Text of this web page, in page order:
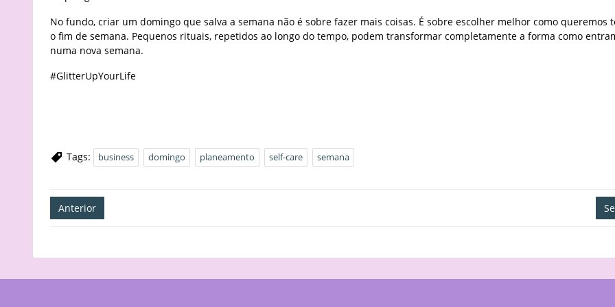
No fundo, criar um domingo que salva a semana não é sobre fazer mais coisas. É sobre escolher melhor como queremos
o fim de semana. Pequenos rituais, repetidos ao longo do tempo, podem transformar completamente a forma como
numa nova semana.
#GlitterUpYourLife
Tags: business domingo planeamento self-care semana
Navegação
de
Anterior